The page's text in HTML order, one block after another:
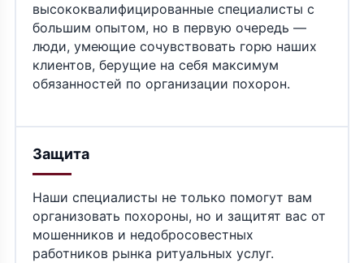
высококвалифицированные специалисты с
большим опытом, но в первую очередь —
люди, умеющие сочувствовать горю наших
клиентов, берущие на себя максимум
обязанностей по организации похорон.
Защита
Наши специалисты не только помогут вам
организовать похороны, но и защитят вас от
мошенников и недобросовестных
работников рынка ритуальных услуг.